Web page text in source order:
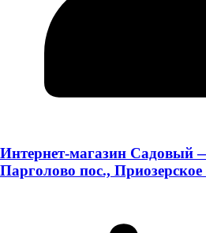
Интернет-магазин Садовый
Парголово пос.,